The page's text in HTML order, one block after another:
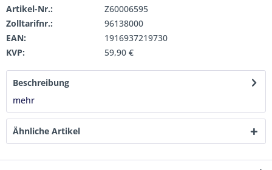
Artikel-Nr.:
Z60006595
Zolltarifnr.:
96138000
EAN:
1916937219730
KVP:
59,90 €
Beschreibung
mehr
Ähnliche Artikel